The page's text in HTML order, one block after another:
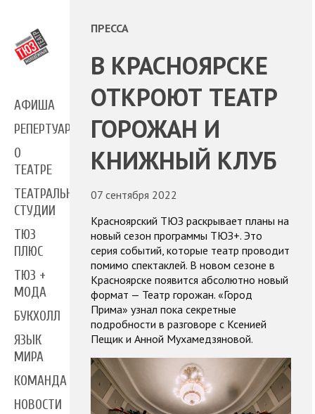
АФИША
РЕПЕРТУАР
О
ТЕАТРЕ
ТЕАТРАЛЬНЫЕ
СТУДИИ
ТЮЗ
ПЛЮС
ТЮЗ +
МОДА
БУКХОЛЛ
ЯЗЫК
МИРА
КОМАНДА
НОВОСТИ
ПРЕССА
В КРАСНОЯРСКЕ
ОТКРОЮТ ТЕАТР
ГОРОЖАН И
КНИЖНЫЙ КЛУБ
07 сентября 2022
Красноярский ТЮЗ раскрывает планы на
новый сезон программы ТЮЗ+. Это
серия событий, которые театр проводит
помимо спектаклей. В новом сезоне в
Красноярске появится абсолютно новый
формат — Театр горожан. «Город
Прима» узнал пока секретные
подробности в разговоре с Ксенией
Пещик и Анной Мухамедзяновой.